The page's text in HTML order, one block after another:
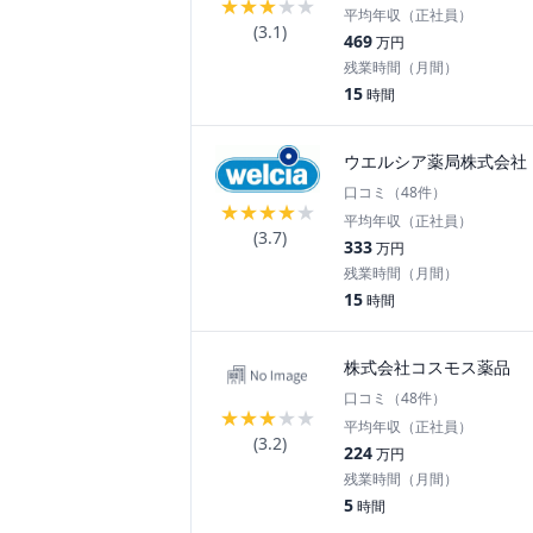
★★★★★
(3.1)
平均年収（正社員）
469万円
残業時間（月間）
15時間
★★★★★
(3.7)
ウエルシア薬局株式会社
口コミ（48件）
平均年収（正社員）
333万円
残業時間（月間）
15時間
★★★★★
(3.2)
株式会社コスモス薬品
口コミ（48件）
平均年収（正社員）
224万円
残業時間（月間）
5時間